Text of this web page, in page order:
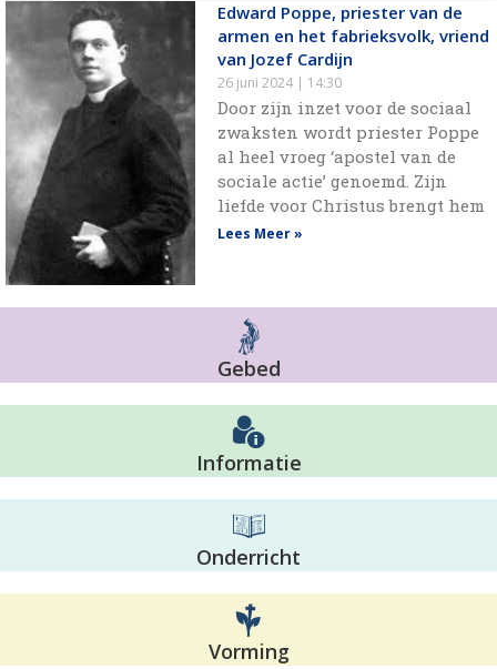
Edward Poppe, priester van de
armen en het fabrieksvolk, vriend
van Jozef Cardijn
26 juni 2024 14:30
Door zijn inzet voor de sociaal
zwaksten wordt priester Poppe
al heel vroeg ‘apostel van de
sociale actie’ genoemd. Zijn
liefde voor Christus brengt hem
Lees Meer »
Gebed
Informatie
Onderricht
Vorming